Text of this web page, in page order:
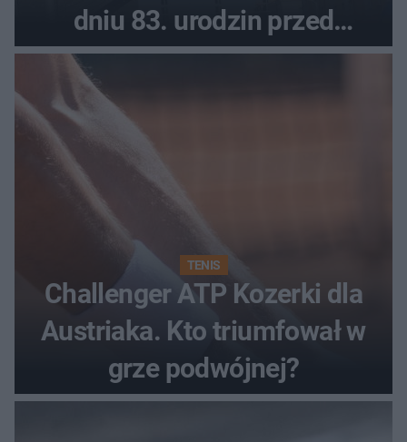
dniu 83. urodzin przed
finałem Tour de Pologne
TENIS
Challenger ATP Kozerki dla
Austriaka. Kto triumfował w
grze podwójnej?